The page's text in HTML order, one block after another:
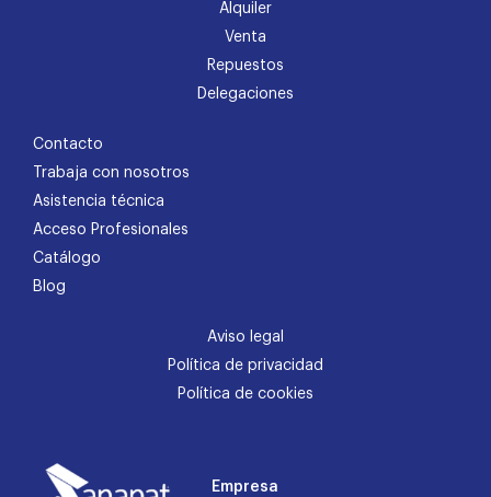
Alquiler
Venta
Repuestos
Delegaciones
Contacto
Trabaja con nosotros
Asistencia técnica
Acceso Profesionales
Catálogo
Blog
Aviso legal
Política de privacidad
Política de cookies
Empresa